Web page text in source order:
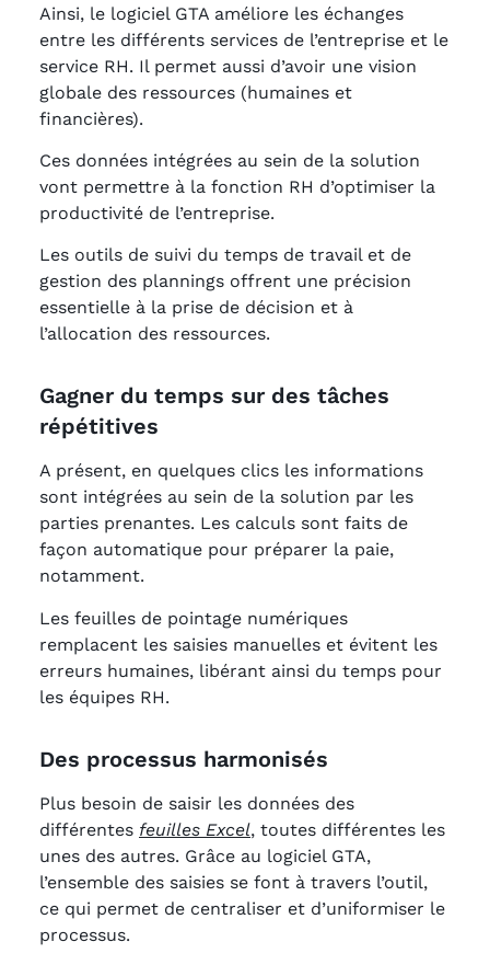
Ainsi, le logiciel GTA améliore les échanges
entre les différents services de l’entreprise et le
service RH. Il permet aussi d’avoir une vision
globale des ressources (humaines et
financières).
Ces données intégrées au sein de la solution
vont permettre à la fonction RH d’optimiser la
productivité de l’entreprise.
Les outils de suivi du temps de travail et de
gestion des plannings offrent une précision
essentielle à la prise de décision et à
l’allocation des ressources.
Gagner du temps sur des tâches
répétitives
A présent, en quelques clics les informations
sont intégrées au sein de la solution par les
parties prenantes. Les calculs sont faits de
façon automatique pour préparer la paie,
notamment.
Les feuilles de pointage numériques
remplacent les saisies manuelles et évitent les
erreurs humaines, libérant ainsi du temps pour
les équipes RH.
Des processus harmonisés
Plus besoin de saisir les données des
différentes feuilles Excel, toutes différentes les
unes des autres. Grâce au logiciel GTA,
l’ensemble des saisies se font à travers l’outil,
ce qui permet de centraliser et d’uniformiser le
processus.